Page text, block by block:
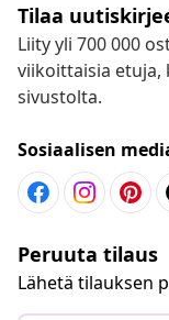
Tilaa
Liity yli 700 000
viikoittaisia etuja,
sivustolta.
Sosiaalisen
Peruuta tilaus
Lähetä tilauksen